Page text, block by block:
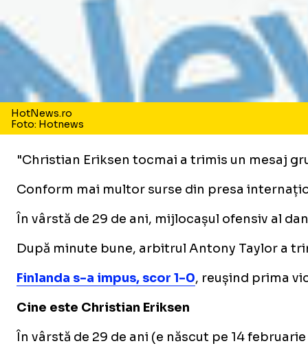
HotNews.ro
Foto: Hotnews
"Christian Eriksen tocmai a trimis un mesaj
Conform mai multor surse din presa
În vârstă de 29 de ani, mijlocașul ofensiv al
După minute bune, arbitrul Antony Taylor a
Finlanda s-a impus, scor 1-0, reușind prima
Cine este Christian Eriksen
În vârstă de 29 de ani (e născut pe 14